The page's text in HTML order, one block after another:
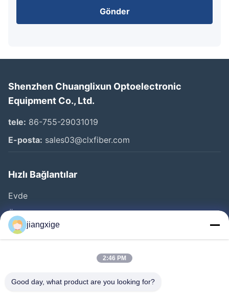
Gönder
Shenzhen Chuanglixun Optoelectronic
Equipment Co., Ltd.
tele: 86-755-29031019
E-posta: sales03@clxfiber.com
Hızlı Bağlantılar
Evde
Ürün
Bizim Hakkımızda
Bizimle İletişim
jiangxige
2:46 PM
Good day, what product are you looking for?